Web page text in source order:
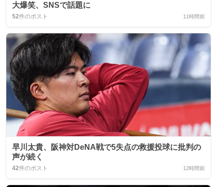
大爆笑、SNSで話題に
52件のポスト 11時間前
早川太貴、阪神対DeNA戦で5失点の救援投球に批判の
声が続く
42件のポスト 12時間前